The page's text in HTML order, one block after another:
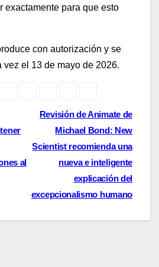
exactamente para que esto
con autorización y se
vez el 13 de mayo de 2026.
Revisión de Animate de
Michael Bond: New
Scientist recomienda una
nueva e inteligente
explicación del
excepcionalismo humano
al